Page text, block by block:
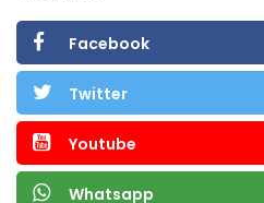
Facebook
Twitter
Youtube
Whatsapp